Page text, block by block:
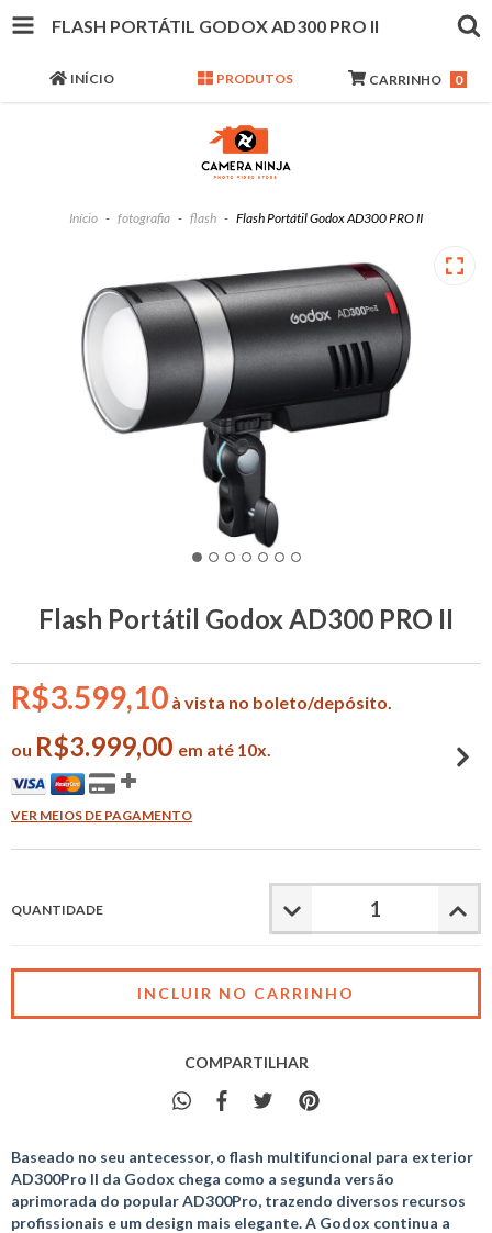
FLASH PORTÁTIL GODOX AD300 PRO II
INÍCIO PRODUTOS CARRINHO 0
Início - fotografia - flash - Flash Portátil Godox AD300 PRO II
Flash Portátil Godox AD300 PRO II
R$3.599,10 à vista no boleto/depósito.
ou R$3.999,00 em até 10x.
VER MEIOS DE PAGAMENTO
QUANTIDADE
COMPARTILHAR
Baseado no seu antecessor, o flash multifuncional para exterior
AD300Pro II da Godox chega como a segunda versão
aprimorada do popular AD300Pro, trazendo diversos recursos
profissionais e um design mais elegante. A Godox continua a